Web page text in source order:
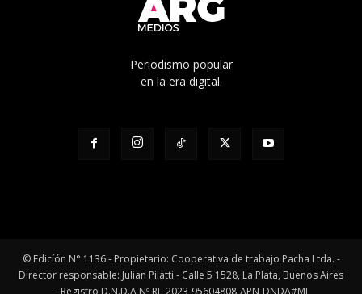
Periodismo popular
en la era digital.
© Edicíón N° 1136 - Propietario: Cooperativa de trabajo Pacha Ltda. -
Director responsable: Julian Pilatti - Calle 5 1528, La Plata, Buenos Aires